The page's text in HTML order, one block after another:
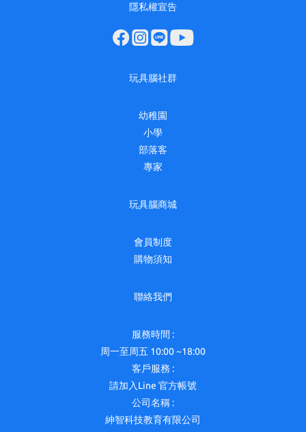
隱私權宣告
玩具腦社群
幼稚園
小學
部落客
專家
玩具腦商城
會員制度
購物須知
聯絡我們
服務時間 :
周一至周五 10:00 ~18:00
客戶服務 :
請加入Line 官方帳號
公司名稱 :
紳智科技教育有限公司